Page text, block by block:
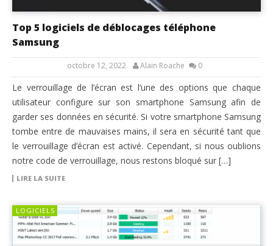
Top 5 logiciels de déblocages téléphone
Samsung
octobre 12, 2022 Alain Roache 0
Le verrouillage de l’écran est l’une des options que chaque
utilisateur configure sur son smartphone Samsung afin de
garder ses données en sécurité. Si votre smartphone Samsung
tombe entre de mauvaises mains, il sera en sécurité tant que
le verrouillage d’écran est activé. Cependant, si nous oublions
notre code de verrouillage, nous restons bloqué sur […]
LIRE LA SUITE
LOGICIELS